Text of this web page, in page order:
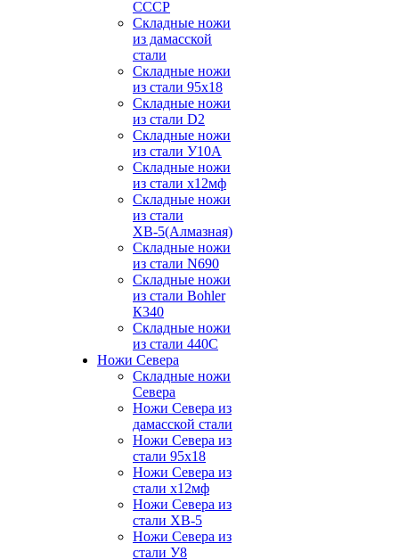
СССР
Складные ножи
из дамасской
стали
Складные ножи
из стали 95х18
Складные ножи
из стали D2
Складные ножи
из стали У10А
Складные ножи
из стали х12мф
Складные ножи
из стали
ХВ-5(Алмазная)
Складные ножи
из стали N690
Складные ножи
из стали Bohler
К340
Складные ножи
из стали 440С
Ножи Севера
Складные ножи
Севера
Ножи Севера из
дамасской стали
Ножи Севера из
стали 95х18
Ножи Севера из
стали х12мф
Ножи Севера из
стали ХВ-5
Ножи Севера из
стали У8